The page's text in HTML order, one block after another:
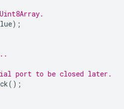
);
port to be closed later.
();